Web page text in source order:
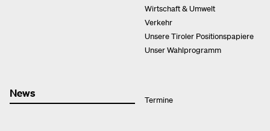
Wirtschaft & Umwelt
Verkehr
Unsere Tiroler Positionspapiere
Unser Wahlprogramm
News
Termine